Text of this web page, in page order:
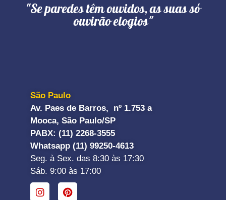
"Se paredes têm ouvidos, as suas só
ouvirão elogios"
São Paulo
Av. Paes de Barros, nº 1.753 a
Mooca, São Paulo/SP
PABX: (11) 2268-3555
Whatsapp (11) 99250-4613
Seg. à Sex. das 8:30 às 17:30
Sáb. 9:00 às 17:00